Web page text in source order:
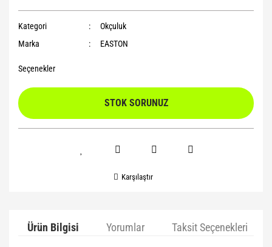
Kategori
Okçuluk
Marka
EASTON
Seçenekler
STOK SORUNUZ
Karşılaştır
Ürün Bilgisi Yorumlar Taksit Seçenekleri